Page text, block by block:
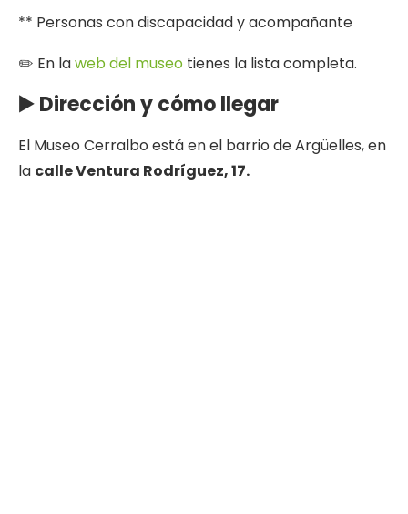
** Personas con discapacidad y acompañante
✏️ En laweb del museo tienes la lista completa.
▶️ Dirección y cómo llegar
El Museo Cerralbo está en el barrio de Argüelles, en
la calle Ventura Rodríguez, 17.